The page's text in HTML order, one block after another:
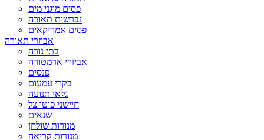
פסים מוגני מים
נברשות תאורה
פסים אמריקאים
אביזרי תאורה
בתי נורה
אביזרי ארמטורה
פנסים
בקרי עמעום
גלאי תנועה
חיישני פוטו צל
שנאים
מנורות שולחן
מנורות קריאה